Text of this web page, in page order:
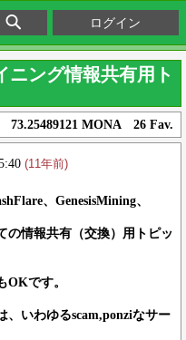
ログイン
ニング情報共有用ト
73.25489121 MONA 26 Fav.
(11年前)
、GenesisMining、
の情報共有（交換）用トピッ
OKです。
、いわゆるscam,ponziなサー